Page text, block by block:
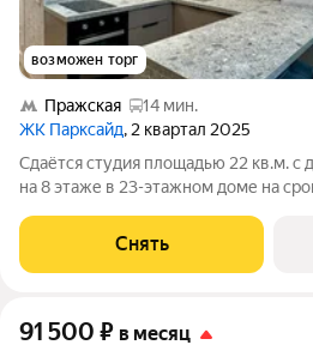
возможен торг
Пражская
14 мин.
ЖК Парксайд, 2 квартал 2025
Сдаётся студия площадью 22 кв.м. с
на 8 этаже в 23-этажном доме на
Холодильник Посудомоечная машина Кондиционер
Микроволновка Пылесос Дом -
Снять
91 500 ₽ в месяц